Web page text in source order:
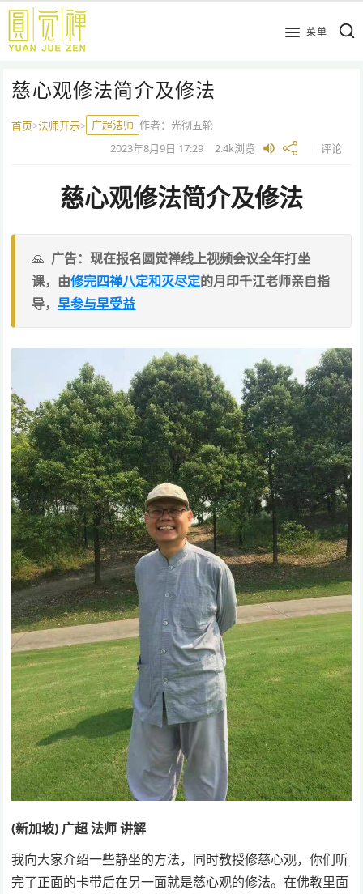
跳
主
菜单
慈心观修法简介及修法
首页>法师开示> 广超法师 作者：光彻五轮
2023年8月9日 17:29 2.4k浏览 评论
慈心观修法简介及修法
广告：现在报名圆觉禅线上视频会议全年打坐
课，由修完四禅八定和灭尽定的月印千江老师亲自指
导，早参与早受益
(新加坡) 广超法师 讲解
我向大家介绍一些静坐的方法，同时教授修慈心观，你们听
完了正面的卡带后在另一面就是慈心观的修法。在佛教里面